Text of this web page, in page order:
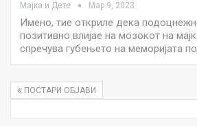
Мајка и Дете Мар 9, 2023
Имено, тие откриле дека
позитивно влијае на мозокот на
спречува губењето на меморијата
ПОСТАРИ ОБЈАВИ